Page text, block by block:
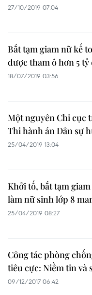
27/10/2019 07:04
Bắt tạm giam nữ kế
dược tham ô hơn 5 tỷ
18/07/2019 03:56
Một nguyên Chi cục
Thi hành án Dân sự
25/04/2019 13:04
Khởi tố, bắt tạm
làm nữ sinh lớp 8
25/04/2019 08:27
Công tác phòng
tiêu cực: Niềm tin và
09/12/2017 06:42